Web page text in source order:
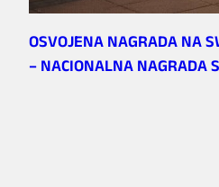
OSVOJENA NAGRADA NA
– NACIONALNA NAGRADA